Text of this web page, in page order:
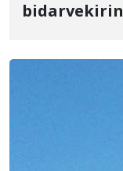
bidarvekirin